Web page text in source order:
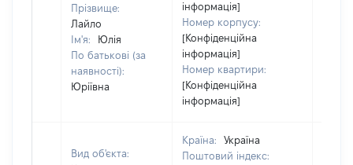
Прізвище:
Лайло
Ім'я:
Юлія
По батькові (за
наявності):
Юріївна
інформація]
Номер корпусу:
[Конфіденційна
інформація]
Номер квартири:
[Конфіденційна
інформація]
Вид об'єкта:
Країна:
Україна
Поштовий індекс: